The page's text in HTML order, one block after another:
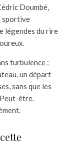
Doumbé,
sportive
légendes du rire
turbulence :
un départ
sans que les
être.